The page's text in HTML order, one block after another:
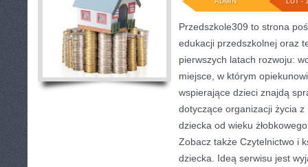
Przedszkole309 to strona
edukacji przedszkolnej oraz
pierwszych latach rozwoju:
miejsce, w którym
wspierające dzieci znajdą
dotyczące organizacji życia
dziecka od wieku
Zobacz także Czytelnictwo i
dziecka. Ideą serwisu jest